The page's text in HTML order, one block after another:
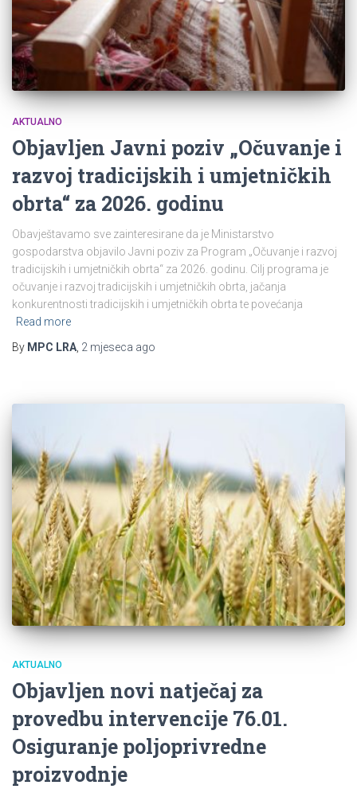
AKTUALNO
Objavljen Javni poziv „Očuvanje i
razvoj tradicijskih i umjetničkih
obrta“ za 2026. godinu
Obavještavamo sve zainteresirane da je Ministarstvo
gospodarstva objavilo Javni poziv za Program „Očuvanje i razvoj
tradicijskih i umjetničkih obrta“ za 2026. godinu. Cilj programa je
očuvanje i razvoj tradicijskih i umjetničkih obrta, jačanja
konkurentnosti tradicijskih i umjetničkih obrta te povećanja
Read more
By MPC LRA, 2 mjeseca ago
AKTUALNO
Objavljen novi natječaj za
provedbu intervencije 76.01.
Osiguranje poljoprivredne
proizvodnje